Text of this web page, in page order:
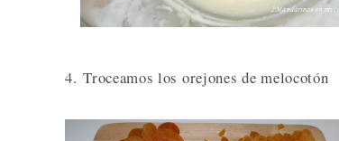
4. Troceamos los orejones de melocotón